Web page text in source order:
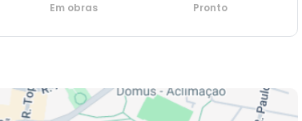
Em obras Pronto